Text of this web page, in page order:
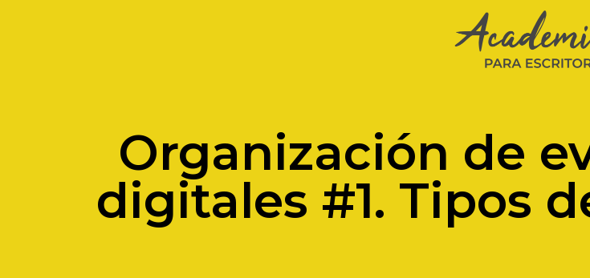
Organización de
digitales #1. Tipos